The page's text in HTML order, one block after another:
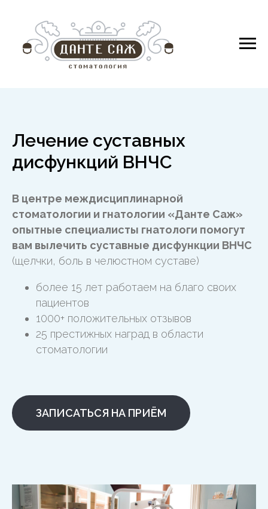
Лечение суставных
дисфункций ВНЧС
В центре междисциплинарной
стоматологии и гнатологии «Данте Саж»
опытные специалисты гнатологи помогут
вам вылечить суставные дисфункции ВНЧС
(щелчки, боль в челюстном суставе)
более 15 лет работаем на благо своих
пациентов
1000+ положительных отзывов
25 престижных наград в области
стоматологии
ЗАПИСАТЬСЯ НА ПРИЁМ